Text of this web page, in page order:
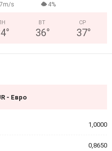
s 4%
°
ВТ
36°
СР
37°
- Евро
1,0000
0,8650